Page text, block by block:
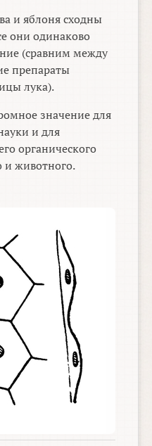
и яблоня сходны
они одинаково
(сравним между
препараты
лука).
значение для
и для
органического
и животного.